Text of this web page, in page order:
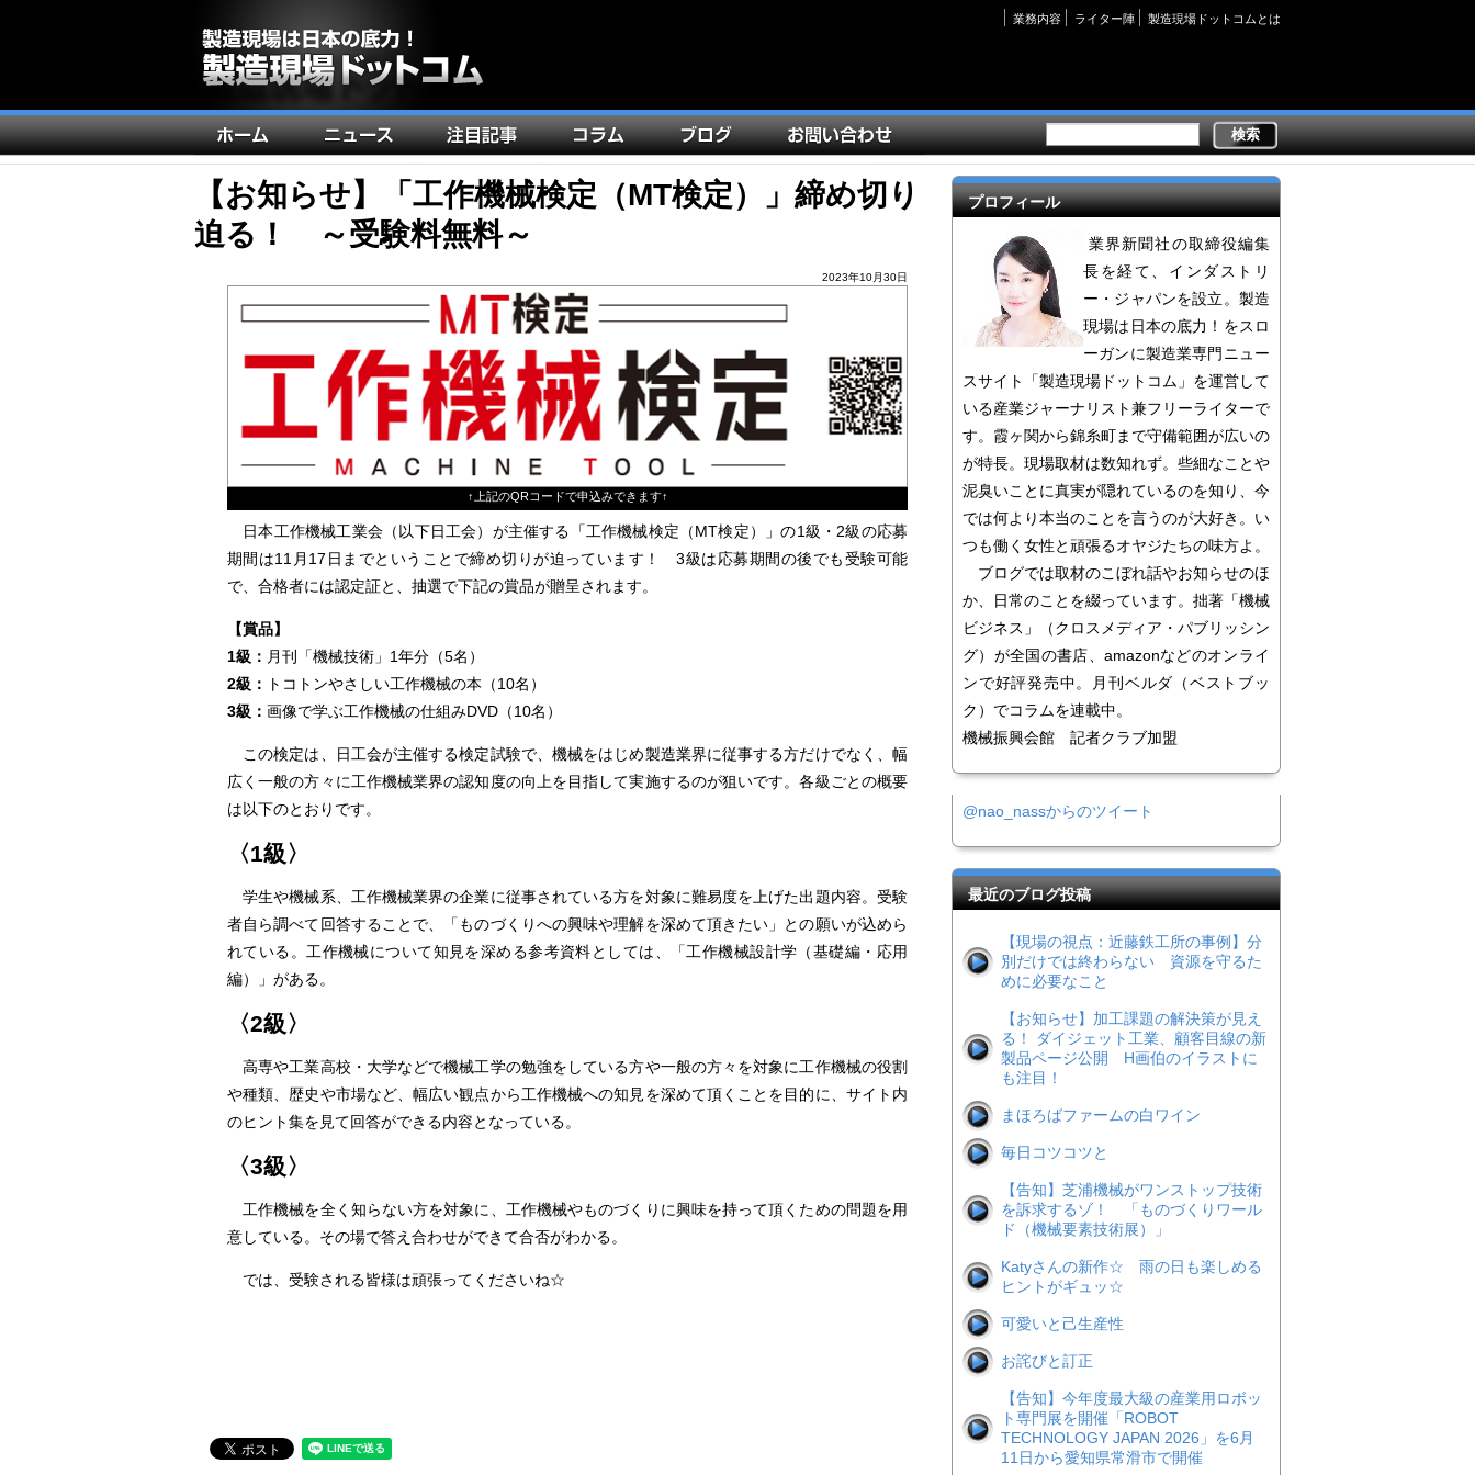
Secondary
業務内容 ライター陣 製造現場ドットコムとは
メ
イ
ン
ナ
ビ
【お知らせ】「工作機械検定（MT検定）」締め切り
迫る！ ～受験料無料～
2023年10月30日
↑上記のQRコードで申込みできます↑
日本工作機械工業会（以下日工会）が主催する「工作機械検定（MT検定）」の1級・2級の応募
期間は11月17日までということで締め切りが迫っています！ 3級は応募期間の後でも受験可能
で、合格者には認定証と、抽選で下記の賞品が贈呈されます。
【賞品】
1級： 月刊「機械技術」1年分（5名）
2級：
トコトンやさしい工作機械の本（10名）
3級： 画像で学ぶ工作機械の仕組みDVD（10名）
この検定は、日工会が主催する検定試験で、機械をはじめ製造業界に従事する方だけでなく、幅
広く一般の方々に工作機械業界の認知度の向上を目指して実施するのが狙いです。各級ごとの概要
は以下のとおりです。
〈1級〉
学生や機械系、工作機械業界の企業に従事されている方を対象に難易度を上げた出題内容。受験
者自ら調べて回答することで、「ものづくりへの興味や理解を深めて頂きたい」との願いが込めら
れている。工作機械について知見を深める参考資料としては、「工作機械設計学（基礎編・応用
編）」がある。
〈2級〉
高専や工業高校・大学などで機械工学の勉強をしている方や一般の方々を対象に工作機械の役割
や種類、歴史や市場など、幅広い観点から工作機械への知見を深めて頂くことを目的に、サイト内
のヒント集を見て回答ができる内容となっている。
〈3級〉
工作機械を全く知らない方を対象に、工作機械やものづくりに興味を持って頂くための問題を用
意している。その場で答え合わせができて合否がわかる。
では、受験される皆様は頑張ってくださいね☆
プロフィール
業界新聞社の取締役編集
長を経て、インダストリ
ー・ジャパンを設立。製造
現場は日本の底力！をスロ
ーガンに製造業専門ニュー
スサイト「製造現場ドットコム」を運営して
いる産業ジャーナリスト兼フリーライターで
す。霞ヶ関から錦糸町まで守備範囲が広いの
が特長。現場取材は数知れず。些細なことや
泥臭いことに真実が隠れているのを知り、今
では何より本当のことを言うのが大好き。い
つも働く女性と頑張るオヤジたちの味方よ。
ブログでは取材のこぼれ話やお知らせのほ
か、日常のことを綴っています。拙著「機械
ビジネス」（クロスメディア・パブリッシン
グ）が全国の書店、amazonなどのオンライ
ンで好評発売中。月刊ベルダ（ベストブッ
ク）でコラムを連載中。
機械振興会館 記者クラブ加盟
@nao_nassからのツイート
最近のブログ投稿
【現場の視点：近藤鉄工所の事例】分
別だけでは終わらない 資源を守るた
めに必要なこと
【お知らせ】加工課題の解決策が見え
る！ ダイジェット工業、顧客目線の新
製品ページ公開 H画伯のイラストに
も注目！
まほろばファームの白ワイン
毎日コツコツと
【告知】芝浦機械がワンストップ技術
を訴求するゾ！ 「ものづくりワール
ド（機械要素技術展）」
Katyさんの新作☆ 雨の日も楽しめる
ヒントがギュッ☆
可愛いと己生産性
お詫びと訂正
【告知】今年度最大級の産業用ロボッ
ト専門展を開催「ROBOT
TECHNOLOGY JAPAN 2026」を6月
11日から愛知県常滑市で開催